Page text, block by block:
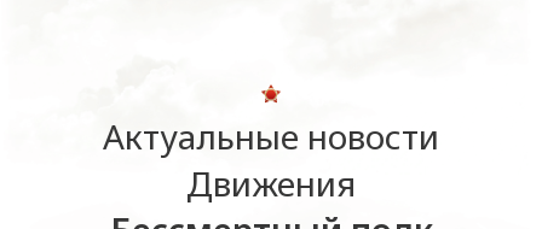
Актуальные новости
Движения